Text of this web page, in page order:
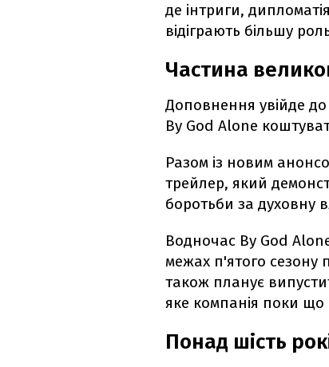
де інтриги,
відіграють більшу
Частина
Доповнення увійде
By God Alone
Разом із новим
трейлер, який
боротьби за духовну
Водночас By God
межах п'ятого сезону
також планує
яке компанія поки
Понад шість